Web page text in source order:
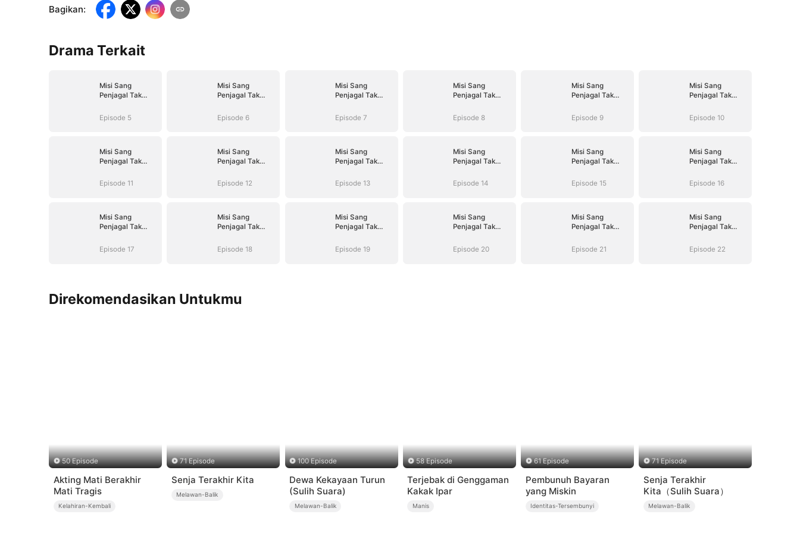
Bagikan:
Drama Terkait
Misi Sang
Penjagal Tak
Episode 5
Misi Sang
Penjagal Tak
Episode 6
Misi Sang
Penjagal Tak
Episode 7
Misi Sang
Penjagal Tak
Episode 8
Misi Sang
Penjagal Tak
Episode 9
Misi Sang
Penjagal Tak
Episode 10
Misi Sang
Penjagal Tak
Episode 11
Misi Sang
Penjagal Tak
Episode 12
Misi Sang
Penjagal Tak
Episode 13
Misi Sang
Penjagal Tak
Episode 14
Misi Sang
Penjagal Tak
Episode 15
Misi Sang
Penjagal Tak
Episode 16
Misi Sang
Penjagal Tak
Episode 17
Misi Sang
Penjagal Tak
Episode 18
Misi Sang
Penjagal Tak
Episode 19
Misi Sang
Penjagal Tak
Episode 20
Misi Sang
Penjagal Tak
Episode 21
Misi Sang
Penjagal Tak
Episode 22
Direkomendasikan Untukmu
50 Episode
Akting Mati Berakhir
Mati Tragis
Kelahiran-Kembali
71 Episode
Senja Terakhir Kita
Melawan-Balik
100 Episode
Dewa Kekayaan Turun
(Sulih Suara)
Melawan-Balik
58 Episode
Terjebak di Genggaman
Kakak Ipar
Manis
61 Episode
Pembunuh Bayaran
yang Miskin
Identitas-Tersembunyi
71 Episode
Senja Terakhir
Kita（Sulih Suara）
Melawan-Balik